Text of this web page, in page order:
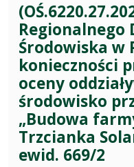
Środowiska w
konieczności
oceny
środowisko
„Budowa
Trzcianka
ewid. 669/2